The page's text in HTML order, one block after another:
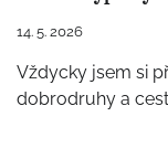
14. 5. 2026
Vždycky jsem si
dobrodruhy a